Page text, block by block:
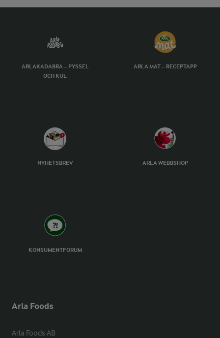
ARLAKADABRA – PYSSEL
OCH KUL
ARLA MAT – RECEPTAPP
NYHETSBREV ARLA WEBBSHOP
KONSUMENTFORUM
Arla Foods
Arla Foods AB